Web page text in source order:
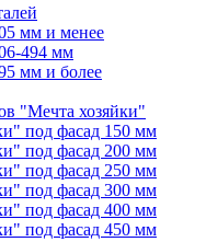
мм и менее
494 мм
мм и более
"Мечта хозяйки"
под фасад 150 мм
под фасад 200 мм
под фасад 250 мм
под фасад 300 мм
под фасад 400 мм
под фасад 450 мм